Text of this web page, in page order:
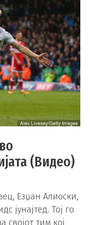
(Видео)
Езџан Алиоски,
јунајтед. Тој го
својот тим кој